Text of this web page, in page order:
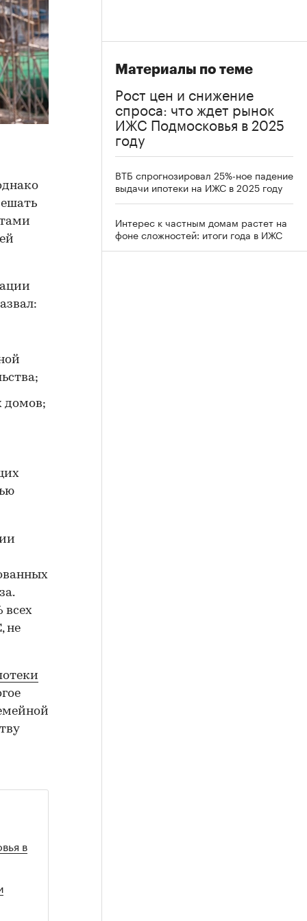
домов;
всех
не
в
Материалы по теме
Рост цен и снижение
спроса: что ждет рынок
ИЖС Подмосковья в 2025
году
ВТБ спрогнозировал 25%-ное падение
выдачи ипотеки на ИЖС в 2025 году
Интерес к частным домам растет на
фоне сложностей: итоги года в ИЖС